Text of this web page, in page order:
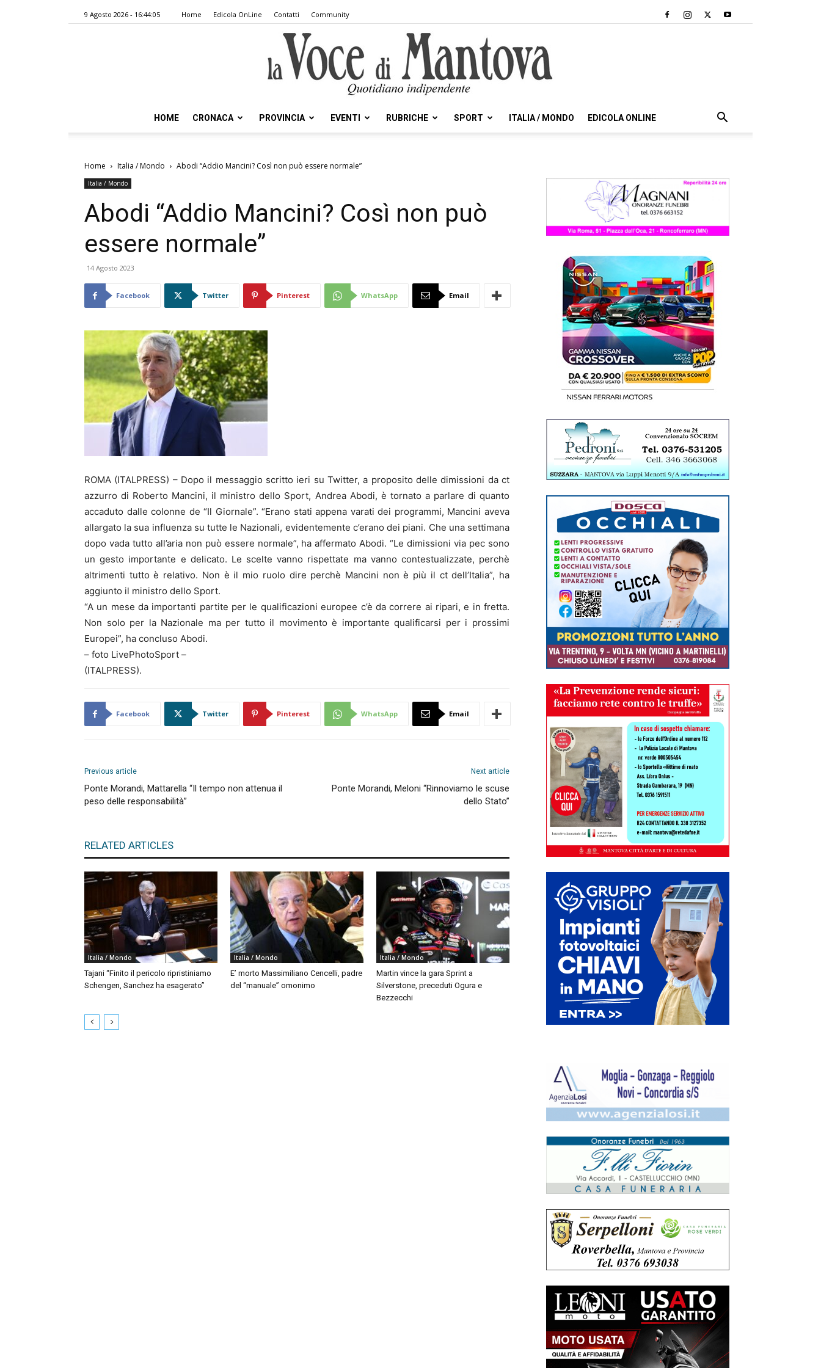
9 Agosto 2026 - 16:44:05 Home Edicola OnLine Contatti Community
Voce
HOME CRONACA PROVINCIA EVENTI RUBRICHE SPORT ITALIA / MONDO EDICOLA ONLINE
Home Italia / Mondo Abodi “Addio Mancini? Così non può essere normale”
Italia / Mondo
Abodi “Addio Mancini? Così non può
essere normale”
14 Agosto 2023
Facebook Twitter Pinterest WhatsApp Email
ROMA (ITALPRESS) – Dopo il messaggio scritto ieri su Twitter, a proposito delle dimissioni da ct
azzurro di Roberto Mancini, il ministro dello Sport, Andrea Abodi, è tornato a parlare di quanto
accaduto dalle colonne de “Il Giornale”. “Erano stati appena varati dei programmi, Mancini aveva
allargato la sua influenza su tutte le Nazionali, evidentemente c’erano dei piani. Che una settimana
dopo vada tutto all’aria non può essere normale”, ha affermato Abodi. “Le dimissioni via pec sono
un gesto importante e delicato. Le scelte vanno rispettate ma vanno contestualizzate, perchè
altrimenti tutto è relativo. Non è il mio ruolo dire perchè Mancini non è più il ct dell’Italia”, ha
aggiunto il ministro dello Sport.
“A un mese da importanti partite per le qualificazioni europee c’è da correre ai ripari, e in fretta.
Non solo per la Nazionale ma per tutto il movimento è importante qualificarsi per i prossimi
Europei”, ha concluso Abodi.
– foto LivePhotoSport –
(ITALPRESS).
Facebook Twitter Pinterest WhatsApp Email
Previous article
Ponte Morandi, Mattarella “Il tempo non attenua il
peso delle responsabilità”
Next article
Ponte Morandi, Meloni “Rinnoviamo le scuse
dello Stato”
RELATED ARTICLES
Italia / Mondo
Tajani “Finito il pericolo ripristiniamo
Schengen, Sanchez ha esagerato”
Italia / Mondo
E’ morto Massimiliano Cencelli, padre
del “manuale” omonimo
Italia / Mondo
Martin vince la gara Sprint a
Silverstone, preceduti Ogura e
Bezzecchi